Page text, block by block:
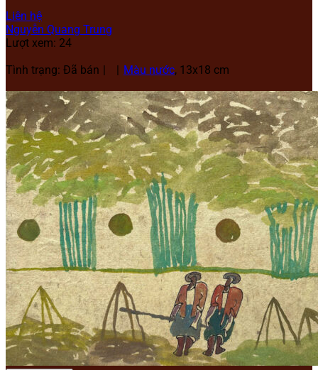
Liên hệ
Nguyễn Quang Trung
Lượt xem: 24
Tình trạng: Đã bán
Màu nước, 13x18 cm